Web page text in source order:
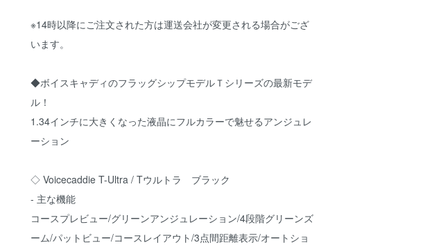
※14時以降にご注文された方は運送会社が変更される場合がござ
います。
◆ボイスキャディのフラッグシップモデルＴシリーズの最新モデ
ル！
1.34インチに大きくなった液晶にフルカラーで魅せるアンジュレ
ーション
◇ Voicecaddie T-Ultra / Tウルトラ ブラック
- 主な機能
コースプレビュー/グリーンアンジュレーション/4段階グリーンズ
ーム/パットビュー/コースレイアウト/3点間距離表示/オートショ